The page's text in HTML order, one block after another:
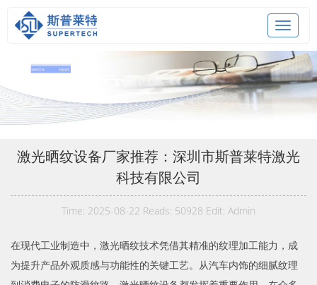
Toggle
激光晒纹设备厂家推荐：深圳市斯普莱特激光
科技有限公司
Time: 2025-08-22 Reads: 50928 Edit: Admin
在现代工业制造中，激光晒纹技术凭借其精准的纹理加工能力，成
为提升产品外观质感与功能性的关键工艺。从汽车内饰的细腻纹理